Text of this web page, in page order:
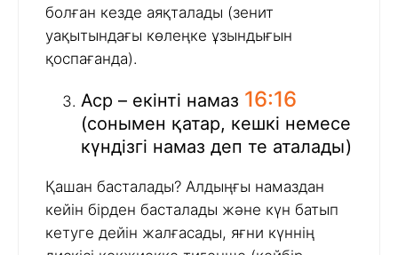
болған кезде аяқталады (зенит
уақытындағы көлеңке ұзындығын
қоспағанда).
Аср – екінті намаз 16:16
(сонымен қатар, кешкі немесе
күндізгі намаз деп те аталады)
Қашан басталады? Алдыңғы намаздан
кейін бірден басталады және күн батып
кетуге дейін жалғасады, яғни күннің